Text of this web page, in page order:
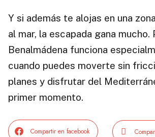
Y si además te alojas en una
al mar, la escapada gana mucho.
Benalmádena funciona
cuando puedes moverte sin
planes y disfrutar del
primer momento.
Compartir en facebook